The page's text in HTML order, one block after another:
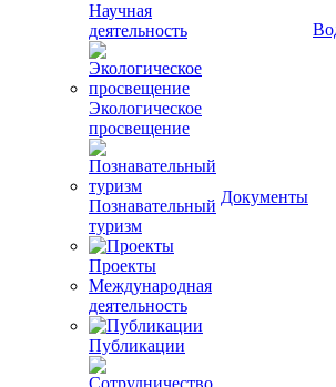
Научная
деятельность
Экологическое
просвещение
Познавательный
туризм
Проекты
Международная
деятельность
Публикации
Документы